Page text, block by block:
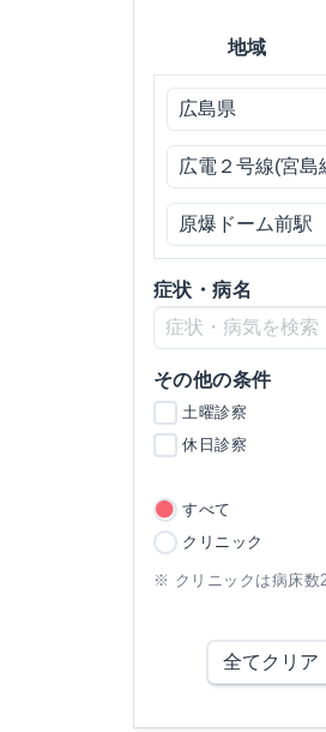
地域
症状・病名
その他の条件
土曜診察
休日診察
すべて
クリニック
※ クリニックは病床数
全てクリア